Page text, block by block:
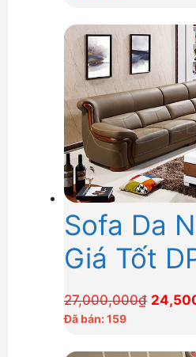
Sofa Da
Giá Tốt
27,000,000₫ Giá
Đã bán: 159